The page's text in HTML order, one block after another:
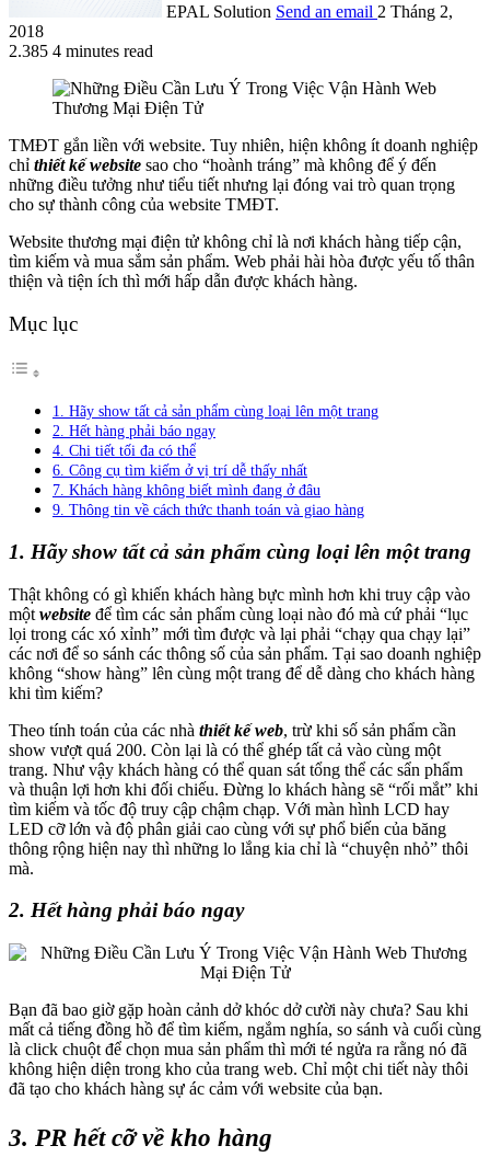
EPAL Solution Send an email 2 Tháng 2,
2018
2.385 4 minutes read
TMĐT gắn liền với website. Tuy nhiên, hiện không ít doanh nghiệp
chỉ thiết kế website sao cho “hoành tráng” mà không để ý đến
những điều tưởng như tiểu tiết nhưng lại đóng vai trò quan trọng
cho sự thành công của website TMĐT.
Website thương mại điện tử không chỉ là nơi khách hàng tiếp cận,
tìm kiếm và mua sắm sản phẩm. Web phải hài hòa được yếu tố thân
thiện và tiện ích thì mới hấp dẫn được khách hàng.
Mục lục
1. Hãy show tất cả sản phẩm cùng loại lên một trang
2. Hết hàng phải báo ngay
4. Chi tiết tối đa có thể
6. Công cụ tìm kiếm ở vị trí dễ thấy nhất
7. Khách hàng không biết mình đang ở đâu
9. Thông tin về cách thức thanh toán và giao hàng
1. Hãy show tất cả sản phẩm cùng loại lên một trang
Thật không có gì khiến khách hàng bực mình hơn khi truy cập vào
một website để tìm các sản phẩm cùng loại nào đó mà cứ phải “lục
lọi trong các xó xỉnh” mới tìm được và lại phải “chạy qua chạy lại”
các nơi để so sánh các thông số của sản phẩm. Tại sao doanh nghiệp
không “show hàng” lên cùng một trang để dễ dàng cho khách hàng
khi tìm kiếm?
Theo tính toán của các nhà thiết kế web, trừ khi số sản phẩm cần
show vượt quá 200. Còn lại là có thể ghép tất cả vào cùng một
trang. Như vậy khách hàng có thể quan sát tổng thể các sẩn phẩm
và thuận lợi hơn khi đối chiếu. Đừng lo khách hàng sẽ “rối mắt” khi
tìm kiếm và tốc độ truy cập chậm chạp. Với màn hình LCD hay
LED cỡ lớn và độ phân giải cao cùng với sự phổ biến của băng
thông rộng hiện nay thì những lo lắng kia chỉ là “chuyện nhỏ” thôi
mà.
2. Hết hàng phải báo ngay
Bạn đã bao giờ gặp hoàn cảnh dở khóc dở cười này chưa? Sau khi
mất cả tiếng đồng hồ để tìm kiếm, ngắm nghía, so sánh và cuối cùng
là click chuột để chọn mua sản phẩm thì mới té ngửa ra rằng nó đã
không hiện diện trong kho của trang web. Chỉ một chi tiết này thôi
đã tạo cho khách hàng sự ác cảm với website của bạn.
3. PR hết cỡ về kho hàng